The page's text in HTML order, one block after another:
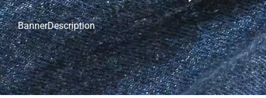
BannerDescription